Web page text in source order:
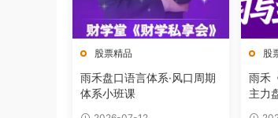
股票精品
雨禾盘口语言体系·风口周期
体系小班课
股
雨禾
主力